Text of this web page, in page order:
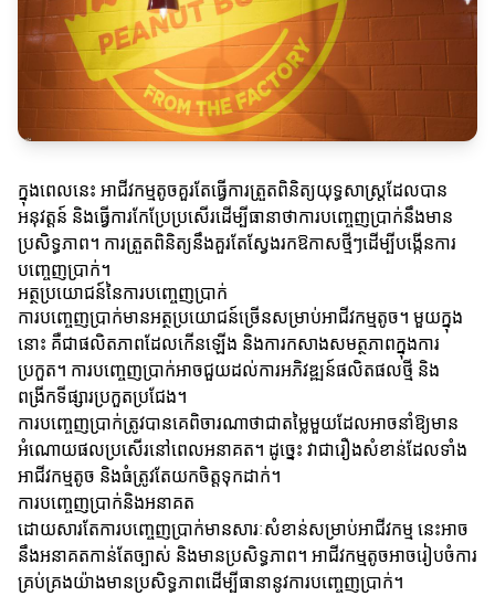
ក្នុងពេលនេះ អាជីវកម្មតូចគួរតែធ្វើការត្រួតពិនិត្យយុទ្ធសាស្ត្រដែលបាន
អនុវត្តន៍ និងធ្វើការកែប្រែប្រសើរដើម្បីធានាថាការបញ្ចេញប្រាក់នឹងមាន
ប្រសិទ្ធភាព។ ការត្រួតពិនិត្យនឹងគួរតែស្វែងរកឱកាសថ្មីៗដើម្បីបង្កើនការ
បញ្ចេញប្រាក់។
អត្ថប្រយោជន៍នៃការបញ្ចេញប្រាក់
ការបញ្ចេញប្រាក់មានអត្ថប្រយោជន៍ច្រើនសម្រាប់អាជីវកម្មតូច។ មួយក្នុង
នោះ គឺជាផលិតភាពដែលកើនឡើង និងការកសាងសមត្ថភាពក្នុងការ
ប្រកួត។ ការបញ្ចេញប្រាក់អាចជួយដល់ការអភិវឌ្ឍន៍ផលិតផលថ្មី និង
ពង្រីកទីផ្សារប្រកួតប្រជែង។
ការបញ្ចេញប្រាក់ត្រូវបានគេពិចារណាថាជាតម្លៃមួយដែលអាចនាំឱ្យមាន
អំណោយផលប្រសើរនៅពេលអនាគត។ ដូច្នេះ វាជារឿងសំខាន់ដែលទាំង
អាជីវកម្មតូច និងធំត្រូវតែយកចិត្តទុកដាក់។
ការបញ្ចេញប្រាក់និងអនាគត
ដោយសារតែការបញ្ចេញប្រាក់មានសារៈសំខាន់សម្រាប់អាជីវកម្ម នេះអាច
នឹងអនាគតកាន់តែច្បាស់ និងមានប្រសិទ្ធភាព។ អាជីវកម្មតូចអាចរៀបចំការ
គ្រប់គ្រងយ៉ាងមានប្រសិទ្ធភាពដើម្បីធានានូវការបញ្ចេញប្រាក់។